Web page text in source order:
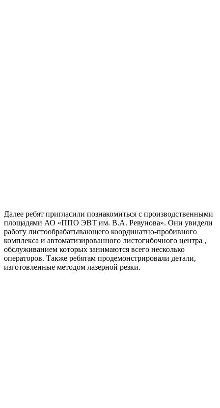
Далее ребят пригласили познакомиться с производственными
площадями АО «ППО ЭВТ им. В.А. Ревунова». Они увидели
работу листообрабатывающего координатно-пробивного
комплекса и автоматизированного листогибочного центра ,
обслуживанием которых занимаются всего несколько
операторов. Также ребятам продемонстрировали детали,
изготовленные методом лазерной резки.